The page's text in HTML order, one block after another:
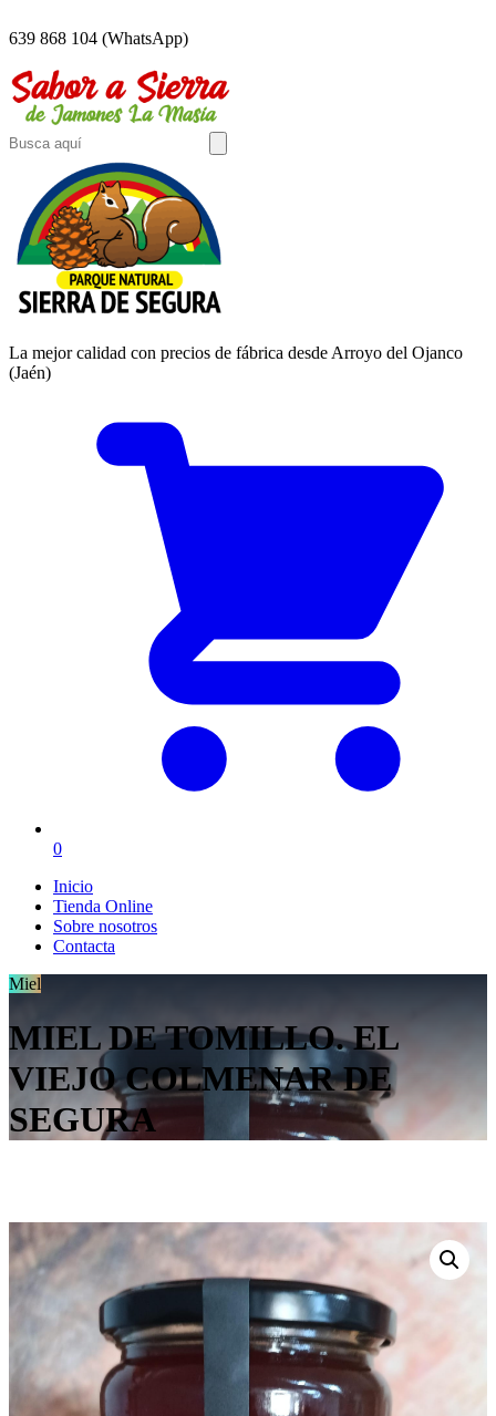
639 868 104 (WhatsApp)
La mejor calidad con precios de fábrica desde Arroyo del Ojanco
(Jaén)
0
Inicio
Tienda Online
Sobre nosotros
Contacta
Miel
MIEL DE TOMILLO. EL
VIEJO COLMENAR DE
SEGURA